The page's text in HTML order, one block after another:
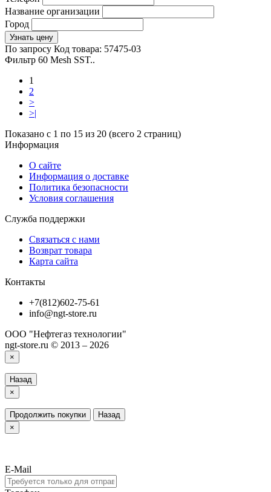
Название организации
Город
Узнать цену
По запросу Код товара: 57475-03
Фильтр 60 Mesh SST..
1
2
>
>|
Показано с 1 по 15 из 20 (всего 2 страниц)
Информация
О сайте
Информация о доставке
Политика безопасности
Условия соглашения
Служба поддержки
Связаться с нами
Возврат товара
Карта сайта
Контакты
+7(812)602-75-61
info@ngt-store.ru
ООО "Нефтегаз технологии"
ngt-store.ru © 2013 – 2026
×
Назад
×
Продолжить покупки
Назад
×
E-Mail